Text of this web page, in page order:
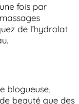
fois par
de l’hydrolat
blogueuse,
beauté que des